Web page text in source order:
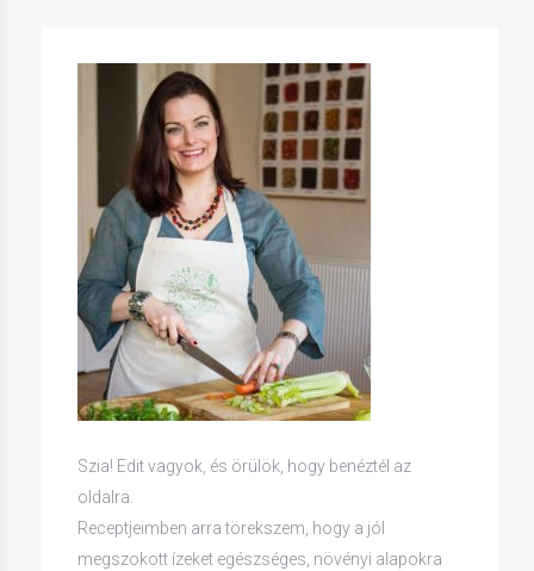
Szia! Edit vagyok, és örülök, hogy benéztél az
oldalra.
Receptjeimben arra törekszem, hogy a jól
megszokott ízeket egészséges, növényi alapokra